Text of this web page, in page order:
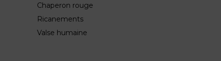
Chaperon rouge
Ricanements
Valse humaine